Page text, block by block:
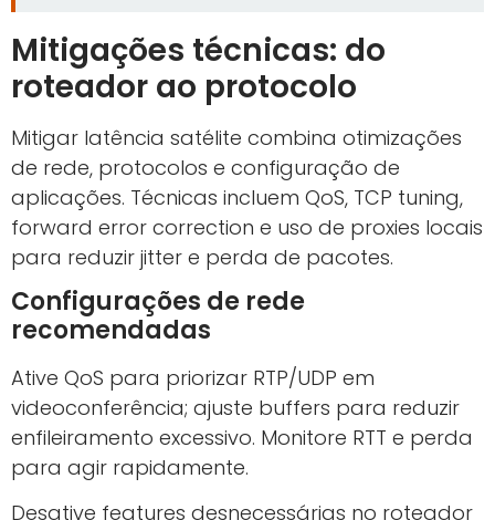
Mitigações técnicas: do
roteador ao protocolo
Mitigar latência satélite combina otimizações
de rede, protocolos e configuração de
aplicações. Técnicas incluem QoS, TCP tuning,
forward error correction e uso de proxies locais
para reduzir jitter e perda de pacotes.
Configurações de rede
recomendadas
Ative QoS para priorizar RTP/UDP em
videoconferência; ajuste buffers para reduzir
enfileiramento excessivo. Monitore RTT e perda
para agir rapidamente.
Desative features desnecessárias no roteador